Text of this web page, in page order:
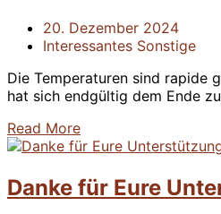
20. Dezember 2024
Interessantes Sonstige
Die Temperaturen sind rapide
hat sich endgültig dem Ende
Read More
Danke für Eure